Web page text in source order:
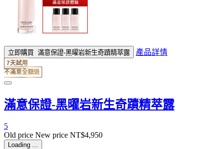
立即購買 滿意保證-黑曜岩新生奇蹟精萃露 產品詳情
7天試用
不滿意全額退
滿意保證-黑曜岩新生奇蹟精萃露
5
Old price New price NT$4,950
Loading ...